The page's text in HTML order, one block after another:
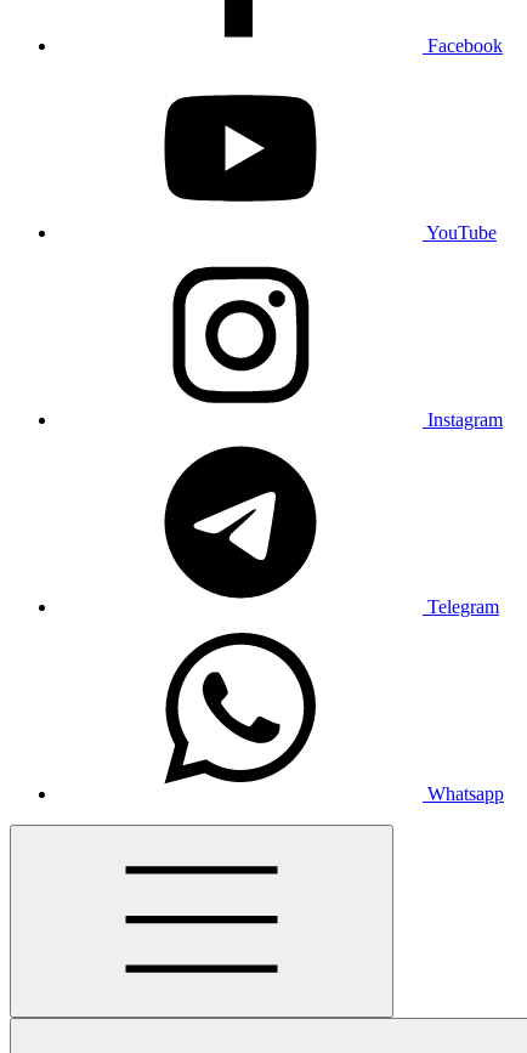
Facebook
YouTube
Instagram
Telegram
Whatsapp